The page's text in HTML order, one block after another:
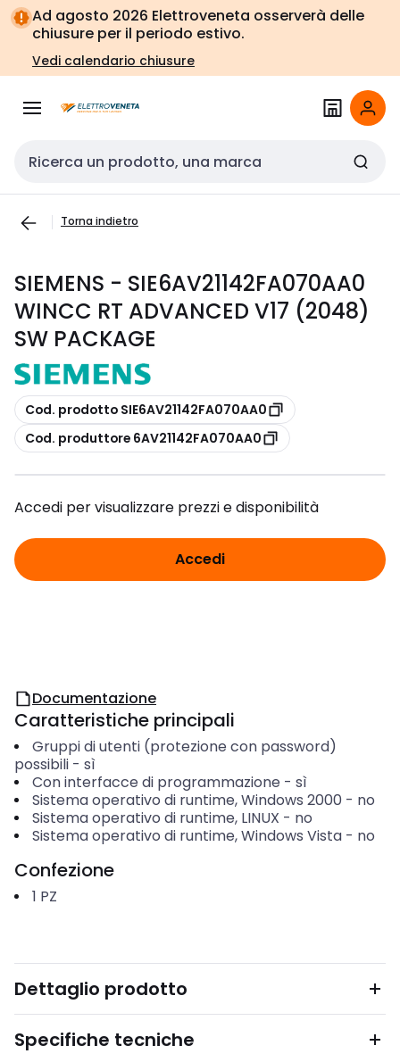
Vai alla
navigazione
Vai
alla
pagina
Ad agosto 2026 Elettroveneta osserverà delle
chiusure per il periodo estivo.
Vedi calendario chiusure
Cerca input
Torna indietro
SIEMENS - SIE6AV21142FA070AA0
WINCC RT ADVANCED V17 (2048)
SW PACKAGE
copia
Cod. prodotto SIE6AV21142FA070AA0
copia
Cod. produttore 6AV21142FA070AA0
Accedi per visualizzare prezzi e disponibilità
Accedi
Documentazione
Caratteristiche principali
Gruppi di utenti (protezione con password)
possibili - sì
Con interfacce di programmazione - sì
Sistema operativo di runtime, Windows 2000 - no
Sistema operativo di runtime, LINUX - no
Sistema operativo di runtime, Windows Vista- no
Confezione
1 PZ
Dettaglio prodotto
Specifiche tecniche